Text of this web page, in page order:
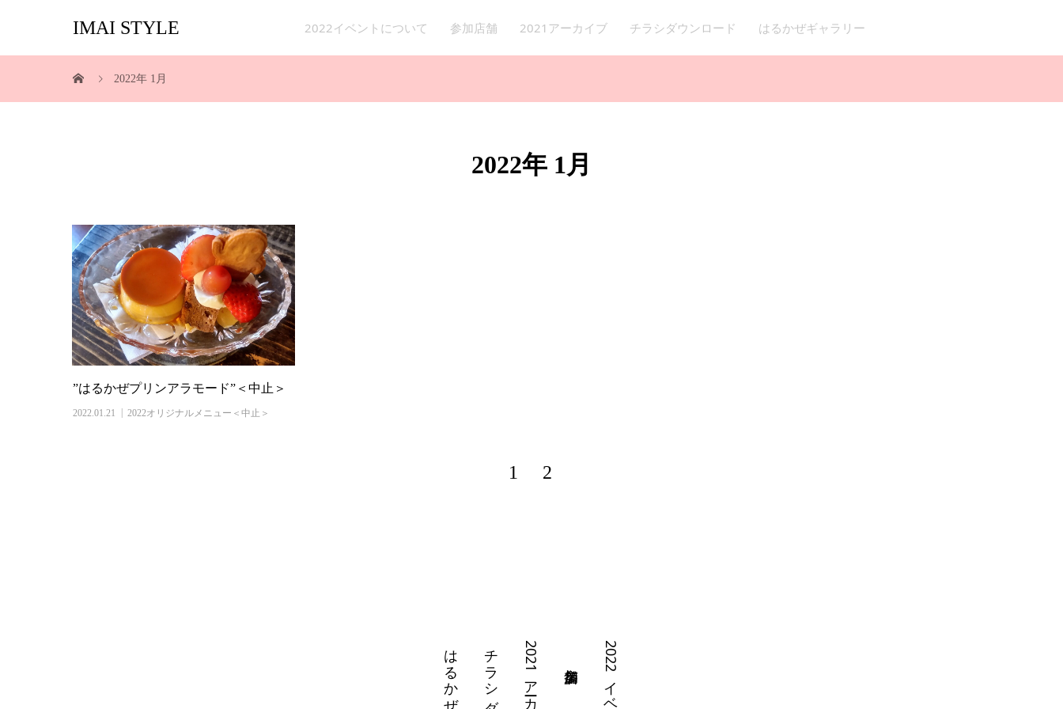
IMAI STYLE 2022イベントについて 参加店舗 2021アーカイブ チラシダウンロード はるかぜギャラリー
2022年 1月
2022年 1月
”はるかぜプリンアラモード”＜中止＞
2022.01.21 2022オリジナルメニュー＜中止＞
1 2
2021アーカイブ